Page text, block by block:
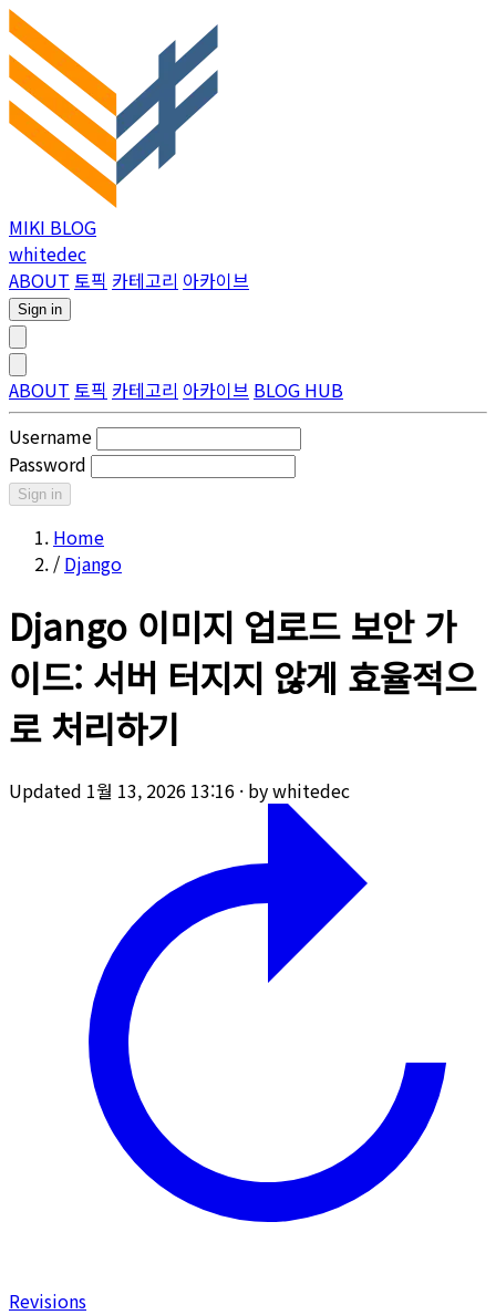
MIKI BLOG
whitedec
ABOUT 토픽 카테고리 아카이브
Sign in
ABOUT 토픽 카테고리 아카이브 BLOG HUB
Username
Password
Sign in
Home
/ Django
Django 이미지 업로드 보안 가
이드: 서버 터지지 않게 효율적으
로 처리하기
Updated 1월 13, 2026 13:16 · by whitedec
Revisions